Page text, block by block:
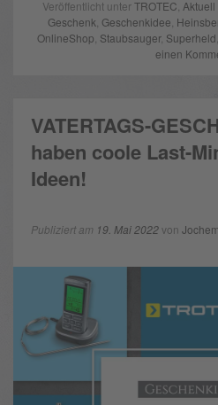
Veröffentlicht unterTROTEC Aktuell
Geschenk Geschenkidee
OnlineShop Staubsauger, Superheld
einen
VATERTAGS-
haben coole Last-
Ideen!
Publiziert am 19. Mai 2022von